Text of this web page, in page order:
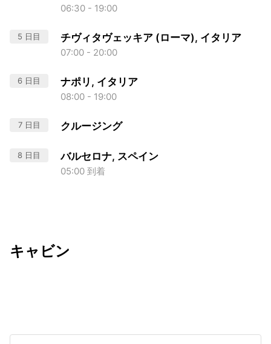
06:30 - 19:00
5 日目 チヴィタヴェッキア (ローマ), イタリア
07:00 - 20:00
6 日目 ナポリ, イタリア
08:00 - 19:00
7 日目 クルージング
8 日目 バルセロナ, スペイン
05:00 到着
キャビン